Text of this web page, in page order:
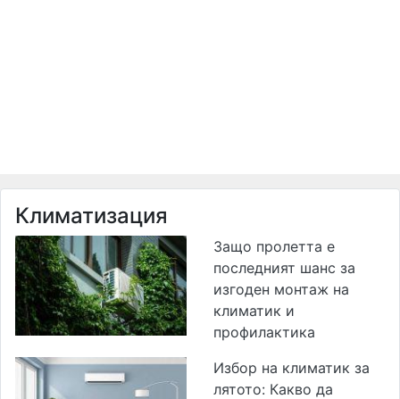
Климатизация
Защо пролетта е
последният шанс за
изгоден монтаж на
климатик и
профилактика
Избор на климатик за
лятото: Какво да